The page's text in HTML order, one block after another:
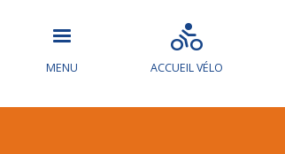
MENU ACCUEIL VÉLO